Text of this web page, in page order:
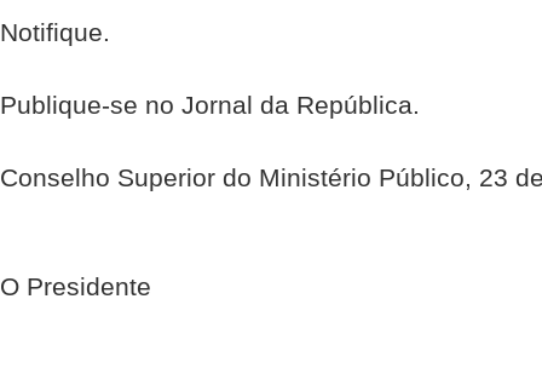
Notifique. 
Publique-se no Jornal da República. 
Conselho Superior do Ministério Público, 23
O Presidente